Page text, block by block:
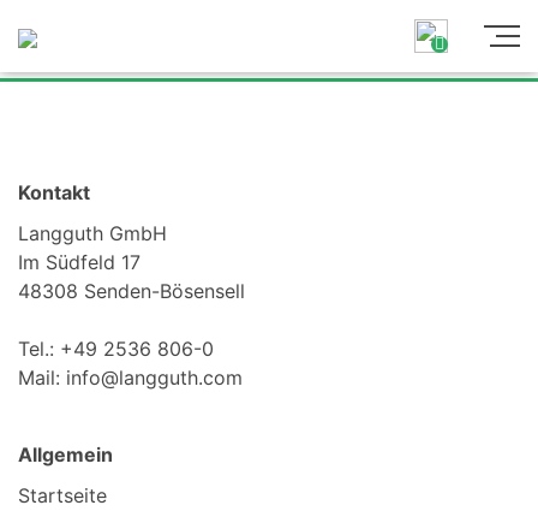
Kontakt
Langguth GmbH
Im Südfeld 17
48308 Senden-Bösensell
Tel.: +49 2536 806-0
Mail: info@langguth.com
Allgemein
Startseite